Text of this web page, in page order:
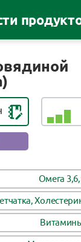
ПРОДУКТА:
Омега